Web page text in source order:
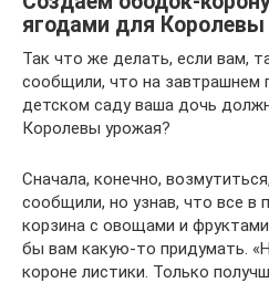
ягодами для
Так что же делать, если вам,
сообщили, что на завтрашнем
детском саду ваша дочь
Королевы урожая?
Сначала, конечно,
сообщили, но узнав, что все в
корзина с овощами и
бы вам какую-то придумать.
короне листики. Только